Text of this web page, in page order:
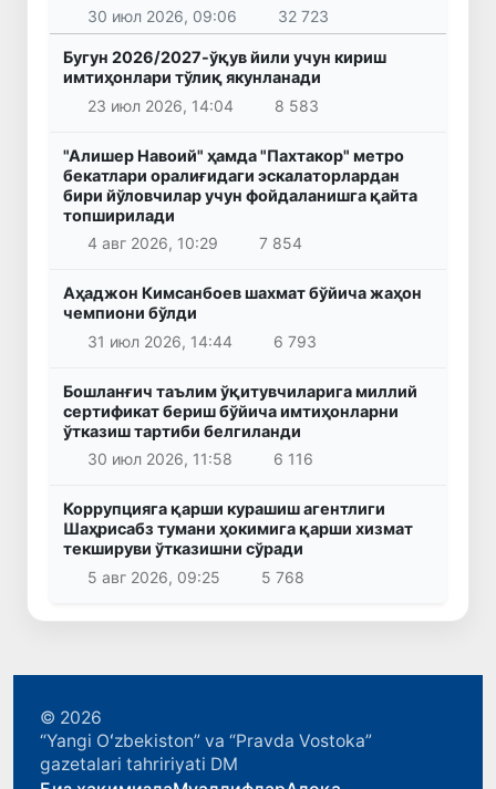
30 июл 2026, 09:06 32 723
Бугун 2026/2027-ўқув йили учун кириш
имтиҳонлари тўлиқ якунланади
23 июл 2026, 14:04
8 583
"Алишер Навоий" ҳамда "Пахтакор" метро
бекатлари оралиғидаги эскалаторлардан
бири йўловчилар учун фойдаланишга қайта
топширилади
4 авг 2026, 10:29
7 854
Аҳаджон Кимсанбоев шахмат бўйича жаҳон
чемпиони бўлди
31 июл 2026, 14:44
6 793
Бошланғич таълим ўқитувчиларига миллий
сертификат бериш бўйича имтиҳонларни
ўтказиш тартиби белгиланди
30 июл 2026, 11:58
6 116
Коррупцияга қарши курашиш агентлиги
Шаҳрисабз тумани ҳокимига қарши хизмат
текшируви ўтказишни сўради
5 авг 2026, 09:25
5 768
© 2026
“Yangi Oʻzbekiston” va “Pravda Vostoka”
gazetalari tahririyati DM